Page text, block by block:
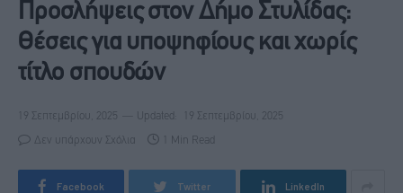
Προσλήψεις στον Δήμο Στυλίδας:
Θέσεις για υποψηφίους και χωρίς
τίτλο σπουδών
19 Σεπτεμβρίου, 2025 Updated: 19 Σεπτεμβρίου, 2025
Δεν υπάρχουν Σχόλια 1 Min Read
Facebook Twitter LinkedIn